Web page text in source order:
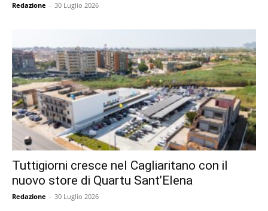
Redazione - 30 Luglio 2026
Tuttigiorni cresce nel Cagliaritano con il
nuovo store di Quartu Sant’Elena
Redazione - 30 Luglio 2026